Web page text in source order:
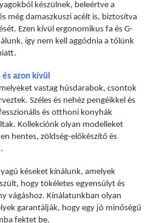
készülnek, beleértve a
még damaszkuszi acélt is, biztosítva
Ezen kívül ergonomikus fa és G-
így nem kell aggódnia a tőlünk
és azon kívül
vastag húsdarabok, csontok
Széles és nehéz pengéikkel és
és otthoni konyhák
Kollekciónk olyan modelleket
hentes, zöldség-előkészítő és
késeket kínálunk, amelyek
hogy tökéletes egyensúlyt és
vágáshoz. Kínálatunkban olyan
garantálják, hogy egy jó minőségű
fektet be.